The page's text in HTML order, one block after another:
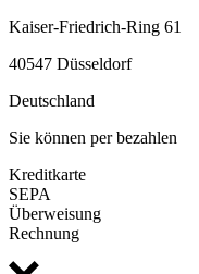
Kaiser-Friedrich-Ring 61
40547 Düsseldorf
Deutschland
Sie können per bezahlen
Kreditkarte
SEPA
Überweisung
Rechnung